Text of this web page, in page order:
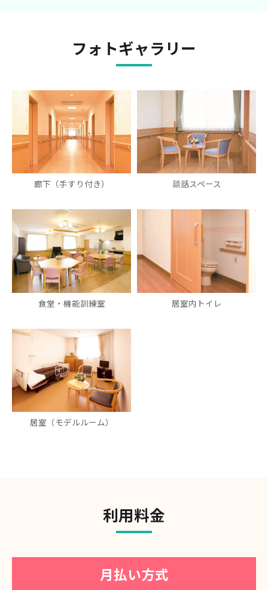
フォトギャラリー
廊下（手すり付き） 談話スペース
食堂・機能訓練室 居室内トイレ
居室（モデルルーム）
利用料金
月払い方式